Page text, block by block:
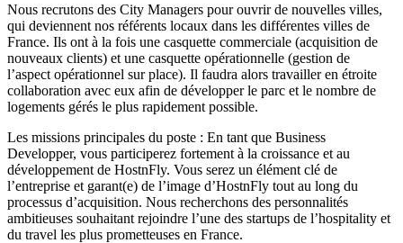
Nous recrutons des City Managers pour ouvrir de nouvelles villes,
qui deviennent nos référents locaux dans les différentes villes de
France. Ils ont à la fois une casquette commerciale (acquisition de
nouveaux clients) et une casquette opérationnelle (gestion de
l’aspect opérationnel sur place). Il faudra alors travailler en étroite
collaboration avec eux afin de développer le parc et le nombre de
logements gérés le plus rapidement possible.
Les missions principales du poste : En tant que Business
Developper, vous participerez fortement à la croissance et au
développement de HostnFly. Vous serez un élément clé de
l’entreprise et garant(e) de l’image d’HostnFly tout au long du
processus d’acquisition. Nous recherchons des personnalités
ambitieuses souhaitant rejoindre l’une des startups de l’hospitality et
du travel les plus prometteuses en France.